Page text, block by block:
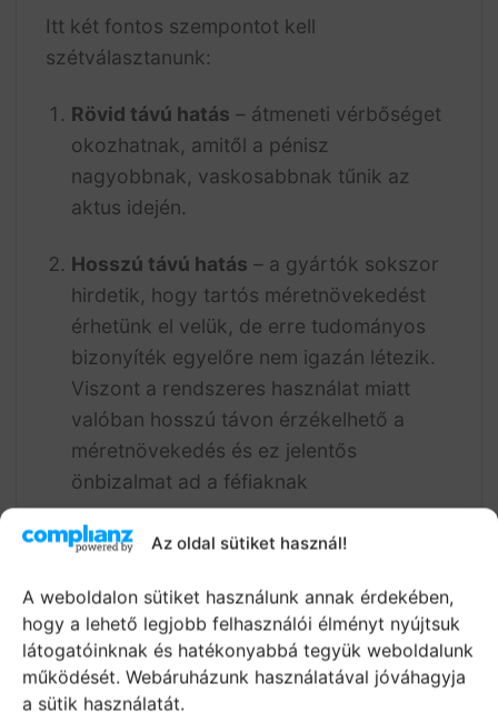
Az oldal sütiket használ!
A weboldalon sütiket használunk annak érdekében,
hogy a lehető legjobb felhasználói élményt nyújtsuk
látogatóinknak és hatékonyabbá tegyük weboldalunk
működését. Webáruházunk használatával jóváhagyja
a sütik használatát.
Itt két fontos szempontot kell
szétválasztanunk:
Rövid távú hatás – átmeneti vérbőséget
okozhatnak, amitől a pénisz
nagyobbnak, vaskosabbnak tűnik az
aktus idején.
Hosszú távú hatás – a gyártók sokszor
hirdetik, hogy tartós méretnövekedést
érhetünk el velük, de erre tudományos
bizonyíték egyelőre nem igazán létezik.
Viszont a rendszeres használat miatt
valóban hosszú távon érzékelhető a
méretnövekedés és ez jelentős
önbizalmat ad a féfiaknak
A krémek hatásmechanizmusa általában a